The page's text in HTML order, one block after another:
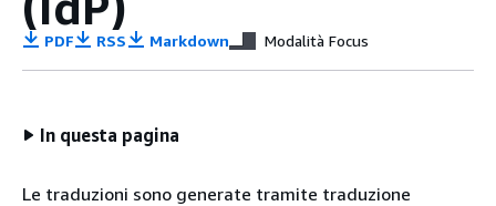
PDF RSS Markdown Modalità Focus
In questa pagina
Le traduzioni sono generate tramite traduzione